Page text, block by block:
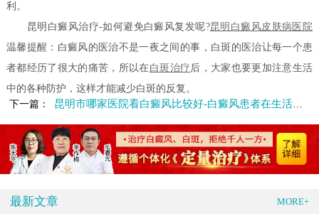
利。
昆明白癜风治疗-如何避免白癜风复发呢?昆明白癜风皮肤病医院
温馨提醒：白癜风的医治不是一夜之间的事，白斑的医治让每一个患
者都经历了很大的痛苦，所以在白斑治疗后，大家也要更加注意生活
中的各种防护，这样才能减少白斑的反复。
下一篇：
昆明市哪家医院看白癜风比较好-白癜风患者在生活中需要做好哪些
最新文章 MORE+